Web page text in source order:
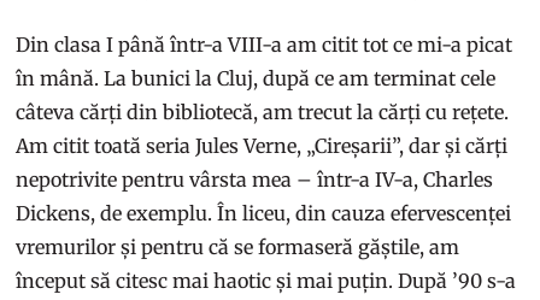
Din clasa I până într-a VIII-a am citit tot ce mi-a picat
în mână. La bunici la Cluj, după ce am terminat cele
câteva cărți din bibliotecă, am trecut la cărți cu rețete.
Am citit toată seria Jules Verne, „Cireșarii”, dar și cărți
nepotrivite pentru vârsta mea – într-a IV-a, Charles
Dickens, de exemplu. În liceu, din cauza efervescenței
vremurilor și pentru că se formaseră găștile, am
început să citesc mai haotic și mai puțin. După ’90 s-a